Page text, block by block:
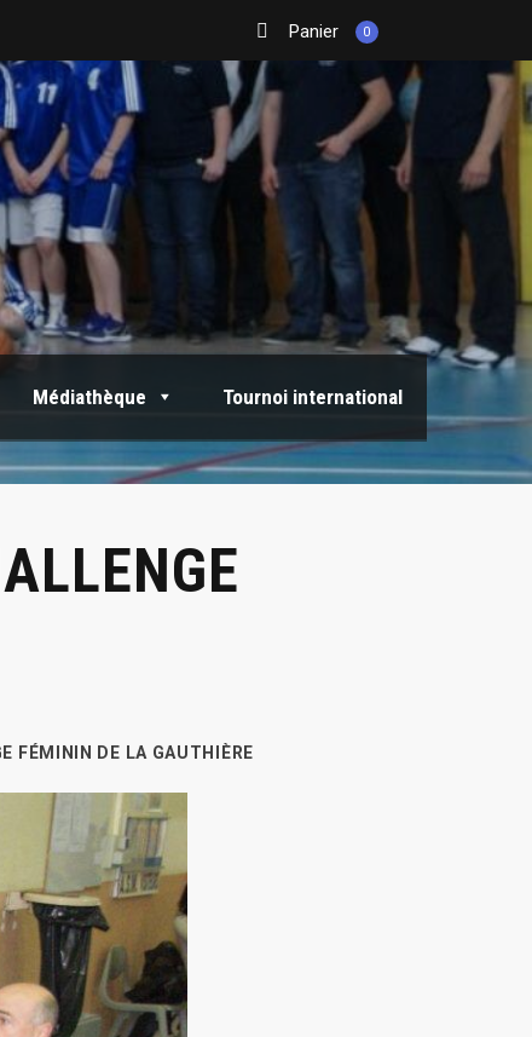
Panier 0
Médiathèque Tournoi international
FÉMININ DE LA GAUTHIÈRE